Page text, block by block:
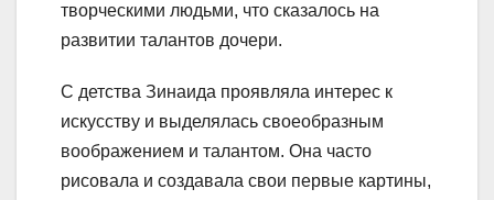
творческими людьми, что сказалось на
развитии талантов дочери.
С детства Зинаида проявляла интерес к
искусству и выделялась своеобразным
воображением и талантом. Она часто
рисовала и создавала свои первые картины,